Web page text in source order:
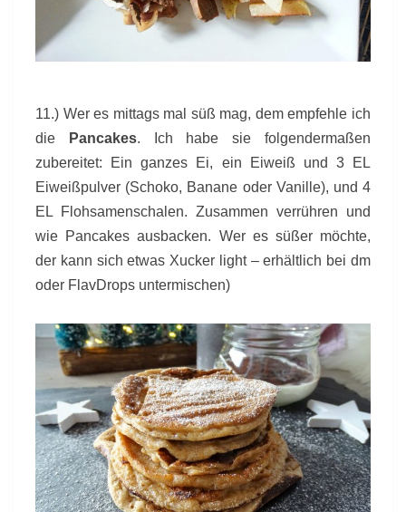
11.) Wer es mittags mal süß mag, dem empfehle ich
die
Pancakes. Ich habe sie folgendermaßen
zubereitet: Ein ganzes Ei, ein Eiweiß und 3 EL
Eiweißpulver (Schoko, Banane oder Vanille), und 4
EL Flohsamenschalen. Zusammen verrühren und
wie Pancakes ausbacken. Wer es süßer möchte,
der kann sich etwas Xucker light – erhältlich bei dm
oder FlavDrops untermischen)